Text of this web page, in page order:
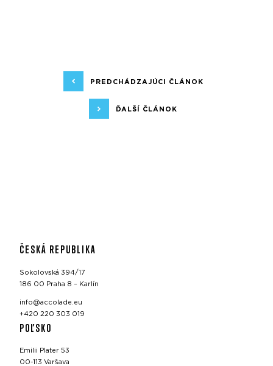
PREDCHÁDZAJÚCI ČLÁNOK
ĎALŠÍ ČLÁNOK
ČESKÁ REPUBLIKA
Sokolovská 394/17
186 00 Praha 8 – Karlín
info@accolade.eu
+420 220 303 019
POĽSKO
Emilii Plater 53
00-113 Varšava